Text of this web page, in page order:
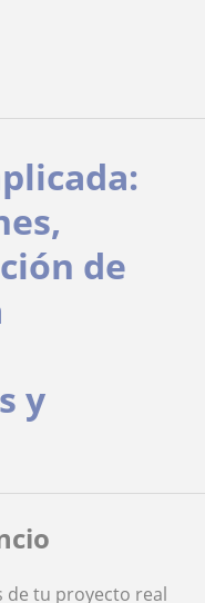
de
y
de tu proyecto real